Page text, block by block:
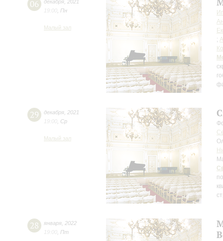
06 декабря 2021
19:00 Пн
Малый зал
;
29 декабря 2021
19:00 Ср
Малый зал
28 января 2022
19:00 Пт